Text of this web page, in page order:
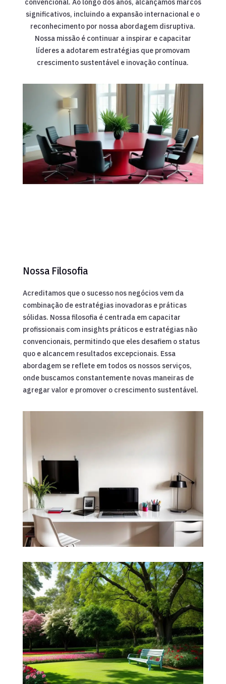
convencional. Ao longo dos anos, alcançamos marcos
significativos, incluindo a expansão internacional e o
reconhecimento por nossa abordagem disruptiva.
Nossa missão é continuar a inspirar e capacitar
líderes a adotarem estratégias que promovam
crescimento sustentável e inovação contínua.
Nossa Filosofia
Acreditamos que o sucesso nos negócios vem da
combinação de estratégias inovadoras e práticas
sólidas. Nossa filosofia é centrada em capacitar
profissionais com insights práticos e estratégias não
convencionais, permitindo que eles desafiem o status
quo e alcancem resultados excepcionais. Essa
abordagem se reflete em todos os nossos serviços,
onde buscamos constantemente novas maneiras de
agregar valor e promover o crescimento sustentável.